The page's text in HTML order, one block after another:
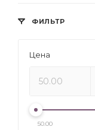
ФИЛЬТР
Цена
50.00